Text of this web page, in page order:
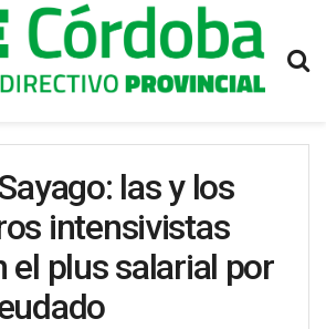
las y los
intensivistas
el plus salarial por